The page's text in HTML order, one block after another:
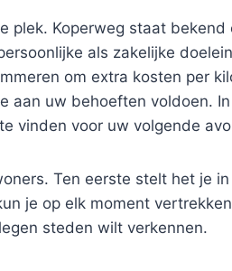
plek. Koperweg staat bekend
als zakelijke
om extra kosten per
aan uw behoeften voldoen.
vinden voor uw volgende
Ten eerste stelt het je
je op elk moment
steden wilt verkennen.